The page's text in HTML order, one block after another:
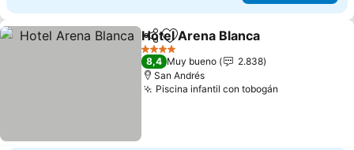
CompartirAgregar a favoritos
Hotel Arena Blanca
4 Estrellas
8,4 Muy bueno
2.838
San Andrés
Piscina infantil con tobogán